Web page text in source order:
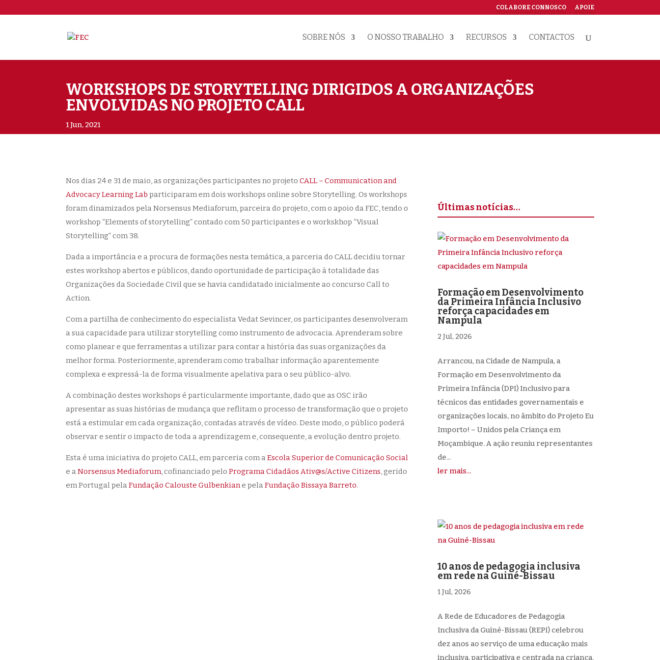
COLABORE CONNOSCO APOIE
SOBRE NÓS O NOSSO TRABALHO RECURSOS CONTACTOS
WORKSHOPS DE STORYTELLING DIRIGIDOS A ORGANIZAÇÕES
ENVOLVIDAS NO PROJETO CALL
1 Jun, 2021
Nos dias 24 e 31 de maio, as organizações participantes no projetoCALL – Communication and
Advocacy Learning Lab participaram emdois workshops online sobre Storytelling. Os workshops
foram dinamizados pela Norsensus Mediaforum, parceira do projeto, com o apoio da FEC, tendo o
workshop “Elements of storytelling” contado com 50 participantes e o workskhop “Visual
Storytelling” com 38.
Dada a importância e a procura de formações nesta temática, a parceria do CALL decidiu tornar
estes workshop abertos e públicos, dando oportunidade de participação à totalidade das
Organizações da Sociedade Civil que se havia candidatado inicialmente ao concurso Call to
Action.
Com a partilha de conhecimento do especialista Vedat Sevincer, os participantes desenvolveram
a sua capacidade para utilizar storytelling como instrumento de advocacia. Aprenderam sobre
como planear e que ferramentas a utilizar para contar a história das suas organizações da
melhor forma. Posteriormente, aprenderam como trabalhar informação aparentemente
complexa e expressá-la de forma visualmente apelativa para o seu público-alvo.
A combinação destes workshops é particularmente importante, dado que as OSC irão
apresentar as suas histórias de mudança que reflitam o processo de transformação que o projeto
está a estimular em cada organização, contadas através de vídeo. Deste modo, o público poderá
observar e sentir o impacto de toda a aprendizagem e, consequente, a evolução dentro projeto.
Esta é uma iniciativa do projeto CALL, em parceria com aEscola Superior de Comunicação Social
e aNorsensus Mediaforum, cofinanciado peloPrograma Cidadãos Ativ@s/Active Citizens, gerido
em Portugal pelaFundação Calouste Gulbenkiane pelaFundação Bissaya Barreto.
Últimas notícias…
Formação em Desenvolvimento
da Primeira Infância Inclusivo
reforça capacidades em
Nampula
2 Jul, 2026
Arrancou, na Cidade de Nampula, a
Formação em Desenvolvimento da
Primeira Infância (DPI) Inclusivo para
técnicos das entidades governamentais e
organizações locais, no âmbito do Projeto Eu
Importo! – Unidos pela Criança em
Moçambique. A ação reuniu representantes
de...
ler mais...
10 anos de pedagogia inclusiva
em rede na Guiné-Bissau
1 Jul, 2026
A Rede de Educadores de Pedagogia
Inclusiva da Guiné-Bissau (REPI) celebrou
dez anos ao serviço de uma educação mais
inclusiva, participativa e centrada na criança.